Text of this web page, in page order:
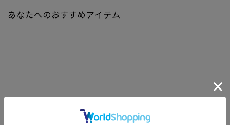
※画像はサンプルのため、色味やサイズ等の仕様が変更になる場
※サイズは弊社規定の採寸によって記載しておりますが、若干の
あなたへのおすすめアイテム